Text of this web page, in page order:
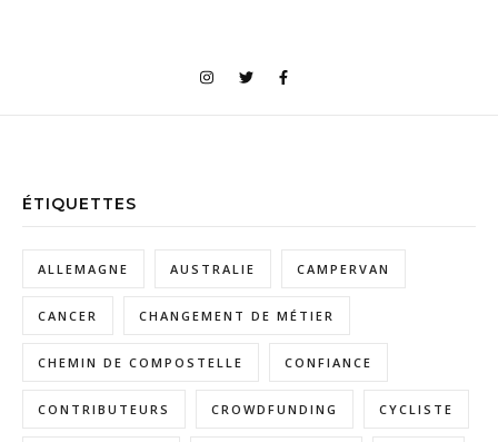
ÉTIQUETTES
ALLEMAGNE AUSTRALIE CAMPERVAN
CANCER CHANGEMENT DE MÉTIER
CHEMIN DE COMPOSTELLE CONFIANCE
CONTRIBUTEURS CROWDFUNDING CYCLISTE